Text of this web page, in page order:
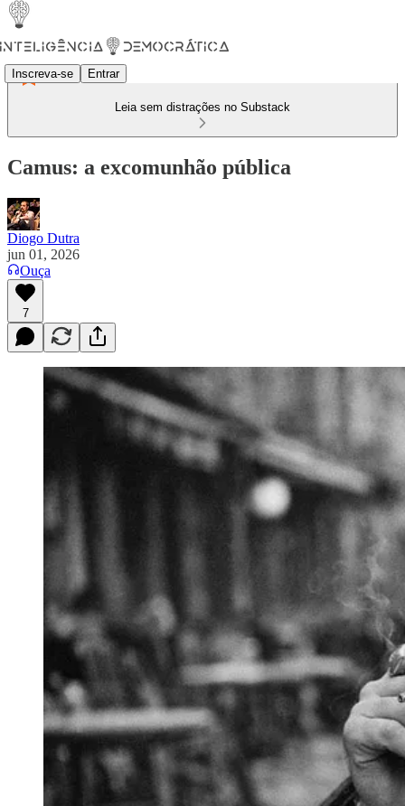
Inscreva-se Entrar
Leia sem distrações no Substack
Camus: a excomunhão pública
Diogo Dutra
jun 01, 2026
Ouça
7